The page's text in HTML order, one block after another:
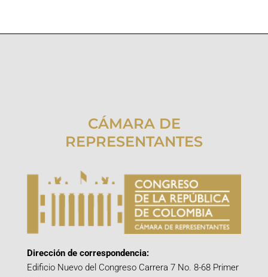
CÁMARA DE
REPRESENTANTES
Dirección de correspondencia:
Edificio Nuevo del Congreso Carrera 7 No. 8-68 Primer